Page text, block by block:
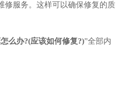
服务。这样可以确保修复的质
么办?(应该如何修复?)”全部内